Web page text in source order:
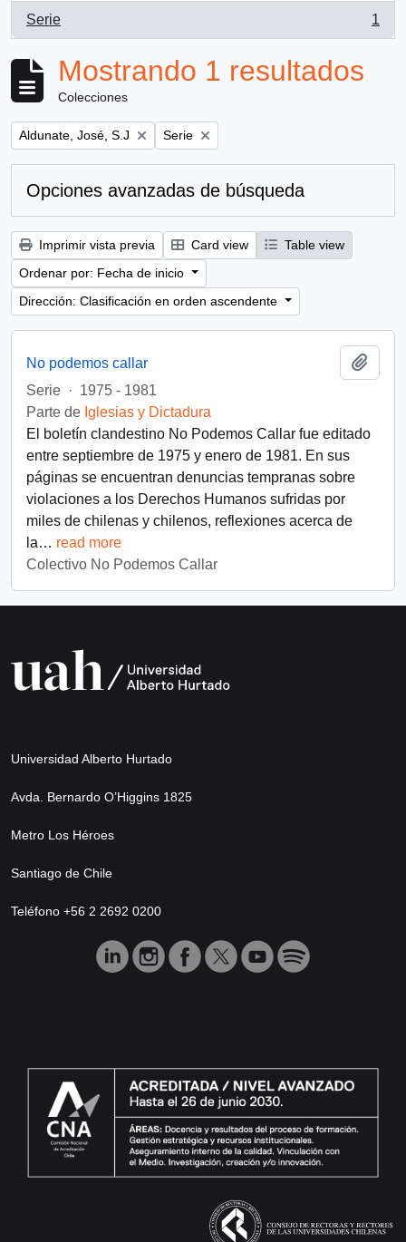
Serie
, 1 resultados
1
Mostrando 1 resultados
Colecciones
Remove filter:
Aldunate, José, S.J Remove filter:
Serie
Opciones avanzadas de búsqueda
Imprimir vista previa Card view
Table view
Ordenar por: Fecha de inicio
Dirección: Clasificación en orden ascendente
No podemos callar
Serie · 1975 - 1981
Parte de Iglesias y Dictadura
El boletín clandestino No Podemos Callar fue editado
entre septiembre de 1975 y enero de 1981. En sus
páginas se encuentran denuncias tempranas sobre
violaciones a los Derechos Humanos sufridas por
miles de chilenas y chilenos, reflexiones acerca de
la… read more
Colectivo No Podemos Callar
Universidad Alberto Hurtado
Avda. Bernardo O’Higgins 1825
Metro Los Héroes
Santiago de Chile
Teléfono +56 2 2692 0200